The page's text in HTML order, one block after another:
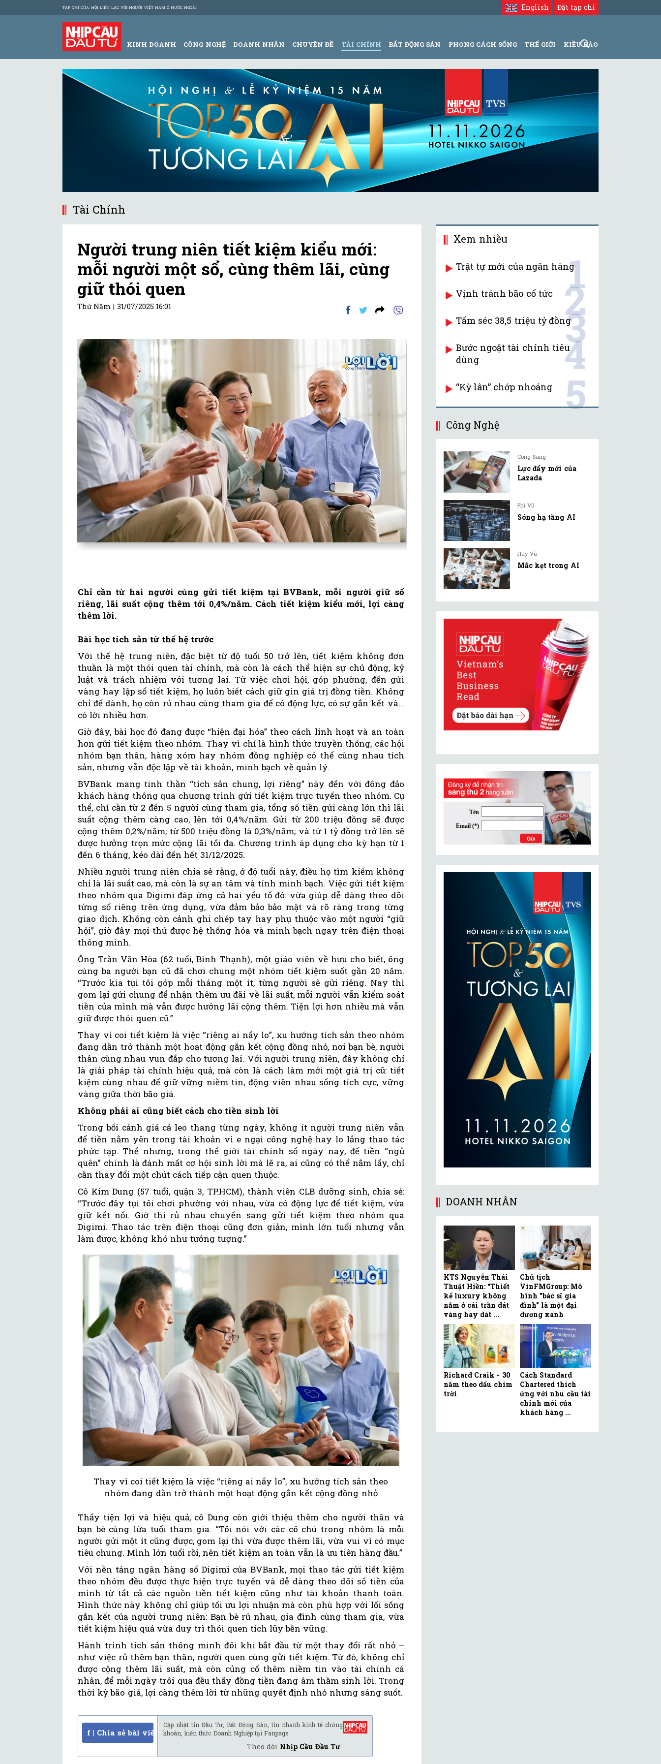
TẠP CHÍ CỦA HỘI LIÊN LẠC VỚI NGƯỜI VIỆT NAM Ở NƯỚC NGOÀI Đặt tạp chí
English
KINH DOANH CÔNG NGHỆ DOANH NHÂN CHUYÊN ĐỀ TÀI CHÍNH BẤT ĐỘNG SẢN PHONG CÁCH SỐNG THẾ GIỚI KIỀU BÀO
Tài Chính
Người trung niên tiết kiệm kiểu mới:
mỗi người một sổ, cùng thêm lãi, cùng
giữ thói quen
Thứ Năm | 31/07/2025 16:01
Chỉ cần từ hai người cùng gửi tiết kiệm tại BVBank, mỗi người giữ sổ
riêng, lãi suất cộng thêm tới 0,4%/năm. Cách tiết kiệm kiểu mới, lợi càng
thêm lời.
Bài học tích sản từ thế hệ trước
Với thế hệ trung niên, đặc biệt từ độ tuổi 50 trở lên, tiết kiệm không đơn
thuần là một thói quen tài chính, mà còn là cách thể hiện sự chủ động, kỷ
luật và trách nhiệm với tương lai. Từ việc chơi hội, góp phường, đến gửi
vàng hay lập sổ tiết kiệm, họ luôn biết cách giữ gìn giá trị đồng tiền. Không
chỉ để dành, họ còn rủ nhau cùng tham gia để có động lực, có sự gắn kết và...
có lời nhiều hơn.
Giờ đây, bài học đó đang được “hiện đại hóa” theo cách linh hoạt và an toàn
hơn gửi tiết kiệm theo nhóm. Thay vì chỉ là hình thức truyền thống, các hội
nhóm bạn thân, hàng xóm hay nhóm đồng nghiệp có thể cùng nhau tích
sản, nhưng vẫn độc lập về tài khoản, minh bạch về quản lý.
BVBank mang tinh thần “tích sản chung, lợi riêng” này đến với đông đảo
khách hàng thông qua chương trình gửi tiết kiệm trực tuyến theo nhóm. Cụ
thể, chỉ cần từ 2 đến 5 người cùng tham gia, tổng số tiền gửi càng lớn thì lãi
suất cộng thêm càng cao, lên tới 0,4%/năm. Gửi từ 200 triệu đồng sẽ được
cộng thêm 0,2%/năm; từ 500 triệu đồng là 0,3%/năm; và từ 1 tỷ đồng trở lên sẽ
được hưởng trọn mức cộng lãi tối đa. Chương trình áp dụng cho kỳ hạn từ 1
đến 6 tháng, kéo dài đến hết 31/12/2025.
Nhiều người trung niên chia sẻ rằng, ở độ tuổi này, điều họ tìm kiếm không
chỉ là lãi suất cao, mà còn là sự an tâm và tính minh bạch. Việc gửi tiết kiệm
theo nhóm qua Digimi đáp ứng cả hai yếu tố đó: vừa giúp dễ dàng theo dõi
từng sổ riêng trên ứng dụng, vừa đảm bảo bảo mật và rõ ràng trong từng
giao dịch. Không còn cảnh ghi chép tay hay phụ thuộc vào một người “giữ
hội”, giờ đây mọi thứ được hệ thống hóa và minh bạch ngay trên điện thoại
thông minh.
Ông Trần Văn Hòa (62 tuổi, Bình Thạnh), một giáo viên về hưu cho biết, ông
cùng ba người bạn cũ đã chơi chung một nhóm tiết kiệm suốt gần 20 năm.
“Trước kia tụi tôi góp mỗi tháng một ít, từng người sẽ gửi riêng. Nay thì
gom lại gửi chung để nhận thêm ưu đãi về lãi suất, mỗi người vẫn kiểm soát
tiền của mình mà vẫn được hưởng lãi cộng thêm. Tiện lợi hơn nhiều mà vẫn
giữ được thói quen cũ.”
Thay vì coi tiết kiệm là việc “riêng ai nấy lo”, xu hướng tích sản theo nhóm
đang dần trở thành một hoạt động gắn kết cộng đồng nhỏ, nơi bạn bè, người
thân cùng nhau vun đắp cho tương lai. Với người trung niên, đây không chỉ
là giải pháp tài chính hiệu quả, mà còn là cách làm mới một giá trị cũ: tiết
kiệm cùng nhau để giữ vững niềm tin, động viên nhau sống tích cực, vững
vàng giữa thời bão giá.
Không phải ai cũng biết cách cho tiền sinh lời
Trong bối cảnh giá cả leo thang từng ngày, không ít người trung niên vẫn
để tiền nằm yên trong tài khoản vì e ngại công nghệ hay lo lắng thao tác
phức tạp. Thế nhưng, trong thế giới tài chính số ngày nay, để tiền “ngủ
quên” chính là đánh mất cơ hội sinh lời mà lẽ ra, ai cũng có thể nắm lấy, chỉ
cần thay đổi một chút cách tiếp cận quen thuộc.
Cô Kim Dung (57 tuổi, quận 3, TP.HCM), thành viên CLB dưỡng sinh, chia sẻ:
“Trước đây tụi tôi chơi phường với nhau, vừa có động lực để tiết kiệm, vừa
giữ kết nối. Giờ thì rủ nhau chuyển sang gửi tiết kiệm theo nhóm qua
Digimi. Thao tác trên điện thoại cũng đơn giản, mình lớn tuổi nhưng vẫn
làm được, không khó như tưởng tượng.”
Thay vì coi tiết kiệm là việc “riêng ai nấy lo”, xu hướng tích sản theo
nhóm đang dần trở thành một hoạt động gắn kết cộng đồng nhỏ
Thấy tiện lợi và hiệu quả, cô Dung còn giới thiệu thêm cho người thân và
bạn bè cùng lứa tuổi tham gia. “Tôi nói với các cô chú trong nhóm là mỗi
người gửi một ít cũng được, gom lại thì vừa được thêm lãi, vừa vui vì có mục
tiêu chung. Mình lớn tuổi rồi, nên tiết kiệm an toàn vẫn là ưu tiên hàng đầu.”
Với nền tảng ngân hàng số Digimi của BVBank, mọi thao tác gửi tiết kiệm
theo nhóm đều được thực hiện trực tuyến và dễ dàng theo dõi số tiền của
mình từ tất cả các nguồn tiền tiết kiệm cũng như tài khoản thanh toán.
Hình thức này không chỉ giúp tối ưu lợi nhuận mà còn phù hợp với lối sống
gắn kết của người trung niên: Bạn bè rủ nhau, gia đình cùng tham gia, vừa
tiết kiệm hiệu quả vừa duy trì thói quen tích lũy bền vững.
Hành trình tích sản thông minh đôi khi bắt đầu từ một thay đổi rất nhỏ –
như việc rủ thêm bạn thân, người quen cùng gửi tiết kiệm. Từ đó, không chỉ
được cộng thêm lãi suất, mà còn củng cố thêm niềm tin vào tài chính cá
nhân, để mỗi ngày trôi qua đều thấy đồng tiền đang âm thầm sinh lời. Trong
thời kỳ bão giá, lợi càng thêm lời từ những quyết định nhỏ nhưng sáng suốt.
f | Chia sẻ bài viết
Cập nhật tin Đầu Tư, Bất Động Sản, tin nhanh kinh tế chứng
khoán, kiến thức Doanh Nghiệp tại Fanpage.
Theo dõi Nhịp Cầu Đầu Tư
Xem nhiều
Trật tự mới của ngân hàng1
Vịnh tránh bão cổ tức 2
Tấm séc 38,5 triệu tỷ đồng3
Bước ngoặt tài chính tiêu
dùng
4
“Kỳ lân” chớp nhoáng 5
Công Nghệ
Công Sang
Lực đẩy mới của
Lazada
Phi Vũ
Sóng hạ tầng AI
Huy Vũ
Mắc kẹt trong AI
DOANH NHÂN
KTS Nguyễn Thái
Thuật Hiền: “Thiết
kế luxury không
nằm ở cái trần dát
vàng hay dát ...
Chủ tịch
VinFMGroup: Mô
hình "bác sĩ gia
đình" là một đại
dương xanh
Richard Craik - 30
năm theo dấu chim
trời
Cách Standard
Chartered thích
ứng với nhu cầu tài
chính mới của
khách hàng ...